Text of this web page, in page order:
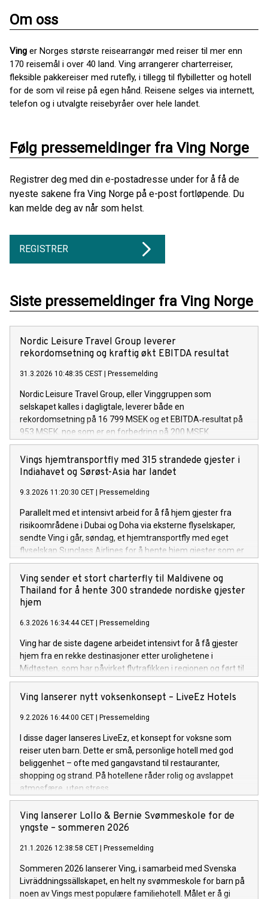
Om oss
Ving er Norges største reisearrangør med reiser til mer enn
170 reisemål i over 40 land. Ving arrangerer charterreiser,
fleksible pakkereiser med rutefly, i tillegg til flybilletter og hotell
for de som vil reise på egen hånd. Reisene selges via internett,
telefon og i utvalgte reisebyråer over hele landet.
Følg pressemeldinger fra Ving Norge
Registrer deg med din e-postadresse under for å få de
nyeste sakene fra Ving Norge på e-post fortløpende. Du
kan melde deg av når som helst.
REGISTRER
Siste pressemeldinger fra Ving Norge
Nordic Leisure Travel Group leverer
rekordomsetning og kraftig økt EBITDA resultat
31.3.2026 10:48:35 CEST Pressemelding
Nordic Leisure Travel Group, eller Vinggruppen som
selskapet kalles i dagligtale, leverer både en
rekordomsetning på 16 799 MSEK og et EBITDA‑resultat på
953 MSEK, noe som er en forbedring på 200 MSEK
sammenlignet med foregående år.
Vings hjemtransportfly med 315 strandede gjester i
Indiahavet og Sørøst-Asia har landet
9.3.2026 11:20:30 CET Pressemelding
Parallelt med et intensivt arbeid for å få hjem gjester fra
risikoområdene i Dubai og Doha via eksterne flyselskaper,
sendte Ving i går, søndag, et hjemtransportfly med eget
flyselskap Sunclass Airlines for å hente hjem gjester som er
strandet på flere reisemål rundt omkring i Indiahavet og
Sørøst-Asia. Kl. 10:15 i dag landet flyet på Kastrup i
København med 315 nordiske gjester, som nå endelig har
kommet hjem etter å ha vært strandet på sine respektive
Norge og Finland reiser videre med fly i løpet av dagen, og
noen med tog til Göteborg.
Ving sender et stort charterfly til Maldivene og
Thailand for å hente 300 strandede nordiske gjester
hjem
6.3.2026 16:34:44 CET Pressemelding
Ving har de siste dagene arbeidet intensivt for å få gjester
hjem fra en rekke destinasjoner etter urolighetene i
Midtøsten, som har påvirket flytrafikken i regionen og ført til
stenging av flere luftrom. Samtidig som gjester hentes hjem
fra risikoområder som Dubai og Doha via eksterne
fra selskapets flyselskap, Sunclass Airlines.
Ving lanserer nytt voksenkonsept – LiveEz Hotels
9.2.2026 16:44:00 CET Pressemelding
I disse dager lanseres LiveEz, et konsept for voksne som
reiser uten barn. Dette er små, personlige hotell med god
beliggenhet – ofte med gangavstand til restauranter,
shopping og strand. På hotellene råder rolig og avslappet
atmosfære, uten stress.
Ving lanserer Lollo & Bernie Svømmeskole for de
yngste – sommeren 2026
21.1.2026 12:38:58 CET Pressemelding
Sommeren 2026 lanserer Ving, i samarbeid med Svenska
Livräddningssällskapet, en helt ny svømmeskole for barn på
noen av Vings mest populære familiehotell. Målet er å gi